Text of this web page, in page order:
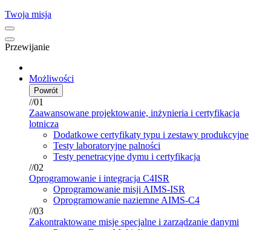
Twoja misja
Przewijanie
Możliwości
Powrót
//01
Zaawansowane projektowanie, inżynieria i certyfikacja
lotnicza
Dodatkowe certyfikaty typu i zestawy produkcyjne
Testy laboratoryjne palności
Testy penetracyjne dymu i certyfikacja
//02
Oprogramowanie i integracja C4ISR
Oprogramowanie misji AIMS-ISR
Oprogramowanie naziemne AIMS-C4
//03
Zakontraktowane misje specjalne i zarządzanie danymi